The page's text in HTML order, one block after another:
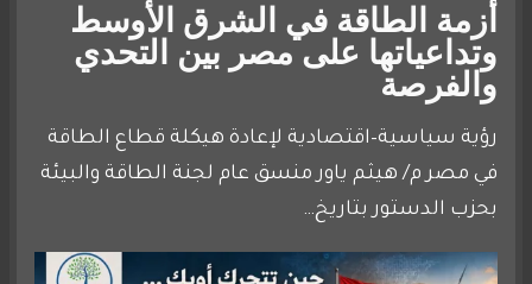
أزمة الطاقة في الشرق الأوسط
وتداعياتها على مصر بين التحدي
والفرصة
رؤية سياسية–اقتصادية لإعادة هيكلة قطاع الطاقة
في مصر م/ هيثم ياور منسق عام لجنة الطاقة والبيئة
بحزب الدستور بتاريخ…